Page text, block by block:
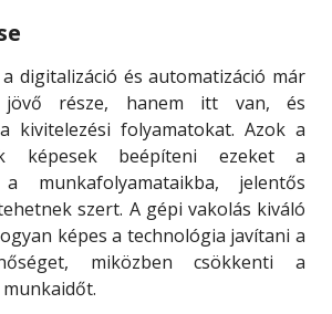
digitalizáció és automatizáció már
része, hanem itt van, és
kivitelezési folyamatokat. Azok a
képesek beépíteni ezeket a
munkafolyamataikba, jelentős
szert. A gépi vakolás kiváló
képes a technológia javítani a
miközben csökkenti a